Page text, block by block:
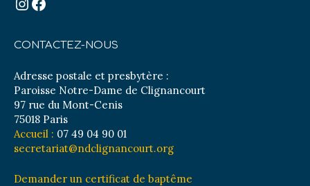
CONTACTEZ-NOUS
Adresse postale et presbytère :
Paroisse Notre-Dame de Clignancourt
97 rue du Mont-Cenis
75018 Paris
Accueil : 07 49 04 90 01
secretariat@ndclignancourt.org
Demander un certificat de baptême